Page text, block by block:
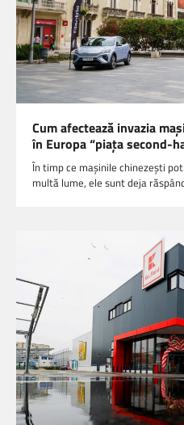
Cum afectează invazia
în Europa “piaţa second-
În timp ce mașinile chinezești
multă lume, ele sunt deja